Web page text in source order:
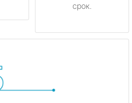
срок.